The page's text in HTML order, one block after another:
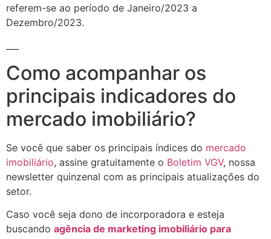
referem-se ao período de Janeiro/2023 a
Dezembro/2023.
Como acompanhar os
principais indicadores do
mercado imobiliário?
Se você que saber os principais índices do mercado
imobiliário, assine gratuitamente o Boletim VGV, nossa
newsletter quinzenal com as principais atualizações do
setor.
Caso você seja dono de incorporadora e esteja
buscando agência de marketing imobiliário para